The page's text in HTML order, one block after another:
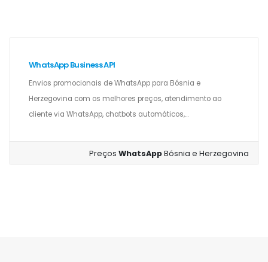
WhatsApp Business API
Envios promocionais de WhatsApp para Bósnia e
Herzegovina com os melhores preços, atendimento ao
cliente via WhatsApp, chatbots automáticos,...
PreçosWhatsAppBósnia e Herzegovina